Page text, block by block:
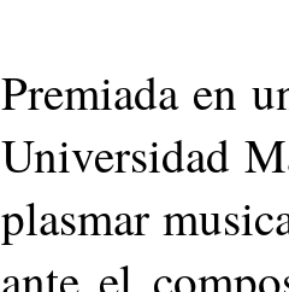
Premiada en
Universidad
plasmar